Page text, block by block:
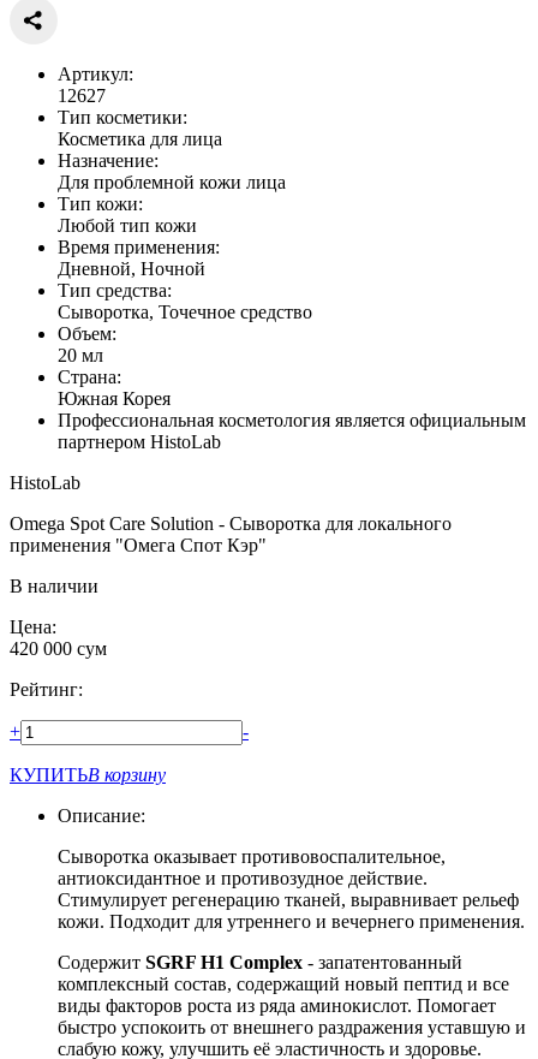
Артикул:
12627
Тип косметики:
Косметика для лица
Назначение:
Для проблемной кожи лица
Тип кожи:
Любой тип кожи
Время применения:
Дневной, Ночной
Тип средства:
Сыворотка, Точечное средство
Объем:
20 мл
Страна:
Южная Корея
Профессиональная косметология является официальным
партнером HistoLab
HistoLab
Omega Spot Care Solution - Сыворотка для локального
применения "Омега Спот Кэр"
В наличии
Цена:
420 000 сум
Рейтинг:
+ -
КУПИТЬВ корзину
Описание:
Сыворотка оказывает противовоспалительное,
антиоксидантное и противозудное действие.
Стимулирует регенерацию тканей, выравнивает рельеф
кожи. Подходит для утреннего и вечернего применения.
Содержит SGRF H1 Complex - запатентованный
комплексный состав, содержащий новый пептид и все
виды факторов роста из ряда аминокислот. Помогает
быстро успокоить от внешнего раздражения уставшую и
слабую кожу, улучшить её эластичность и здоровье.